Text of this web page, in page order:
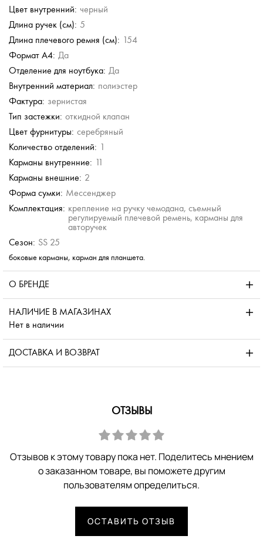
Цвет внутренний: черный
Длина ручек (см): 5
Длина плечевого ремня (см): 154
Формат А4: Да
Отделение для ноутбука: Да
Внутренний материал: полиэстер
Фактура: зернистая
Тип застежки: откидной клапан
Цвет фурнитуры: серебряный
Количество отделений: 1
Карманы внутренние: 11
Карманы внешние: 2
Форма сумки: Мессенджер
Комплектация: крепление на ручку чемодана, съемный
регулируемый плечевой ремень, карманы для
авторучек
Сезон: SS 25
боковые карманы, карман для планшета.
О БРЕНДЕ
НАЛИЧИЕ В МАГАЗИНАХ
Нет в наличии
ДОСТАВКА И ВОЗВРАТ
ОТЗЫВЫ
Отзывов к этому товару пока нет. Поделитесь мнением
о заказанном товаре, вы поможете другим
пользователям определиться.
ОСТАВИТЬ ОТЗЫВ